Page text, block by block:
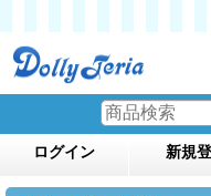
ログイン 新規